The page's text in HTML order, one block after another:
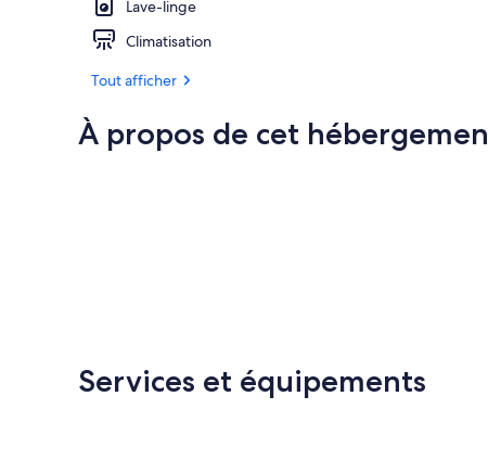
Lave-linge
Climatisation
Tout afficher
À propos de cet
Services et équipements